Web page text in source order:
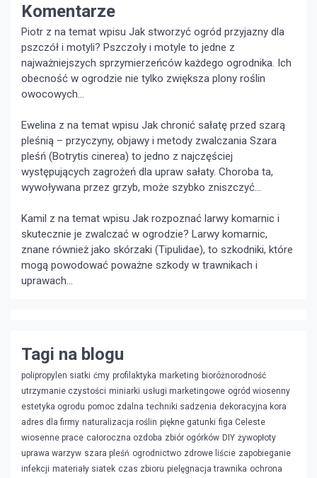
Komentarze
Piotr z na temat wpisu Jak stworzyć ogród przyjazny dla
pszczół i motyli? Pszczoły i motyle to jedne z
najważniejszych sprzymierzeńców każdego ogrodnika. Ich
obecność w ogrodzie nie tylko zwiększa plony roślin
owocowych...
Ewelina z na temat wpisu Jak chronić sałatę przed szarą
pleśnią – przyczyny, objawy i metody zwalczania Szara
pleśń (Botrytis cinerea) to jedno z najczęściej
występujących zagrożeń dla upraw sałaty. Choroba ta,
wywoływana przez grzyb, może szybko zniszczyć...
Kamil z na temat wpisu Jak rozpoznać larwy komarnic i
skutecznie je zwalczać w ogrodzie? Larwy komarnic,
znane również jako skórzaki (Tipulidae), to szkodniki, które
mogą powodować poważne szkody w trawnikach i
uprawach...
Tagi na blogu
polipropylen siatki ćmy profilaktyka marketing bioróżnorodność
utrzymanie czystości miniarki usługi marketingowe ogród wiosenny
estetyka ogrodu pomoc zdalna techniki sadzenia dekoracyjna kora
adres dla firmy naturalizacja roślin piękne gatunki figa Celeste
wiosenne prace całoroczna ozdoba zbiór ogórków DIY żywopłoty
uprawa warzyw szara pleśń ogrodnictwo zdrowe liście zapobieganie
infekcji materiały siatek czas zbioru pielęgnacja trawnika ochrona